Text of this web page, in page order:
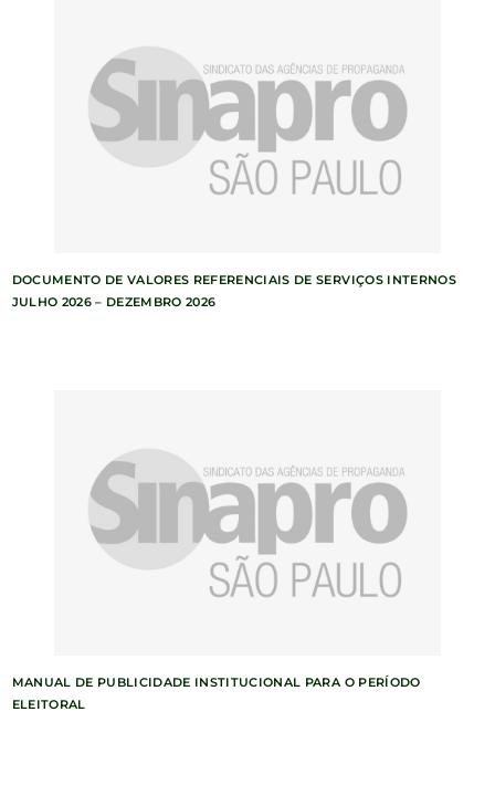
DOCUMENTO DE VALORES REFERENCIAIS DE SERVIÇOS INTERNOS
JULHO 2026 – DEZEMBRO 2026
MANUAL DE PUBLICIDADE INSTITUCIONAL PARA O PERÍODO
ELEITORAL